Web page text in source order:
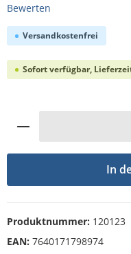
Durchschnittliche
Bewerten
Versandkostenfrei
Sofort verfügbar,
Produkt
In
Produktnummer: 120123
EAN: 7640171798974